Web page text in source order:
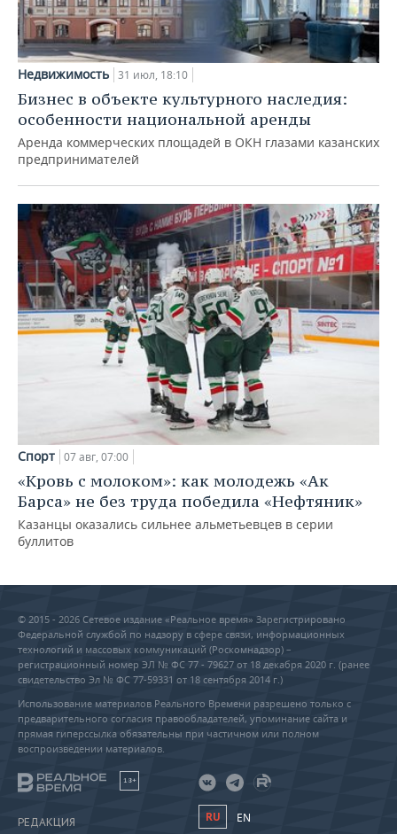
Недвижимость 31 июл, 18:10
Бизнес в объекте культурного наследия:
особенности национальной аренды
Аренда коммерческих площадей в ОКН глазами казанских
предпринимателей
Спорт 07 авг, 07:00
«Кровь с молоком»: как молодежь «Ак
Барса» не без труда победила «Нефтяник»
Казанцы оказались сильнее альметьевцев в серии
буллитов
© 2015 - 2026 Сетевое издание «Реальное время» Зарегистрировано
Федеральной службой по надзору в сфере связи, информационных
технологий и массовых коммуникаций (Роскомнадзор) –
регистрационный номер ЭЛ № ФС 77 - 79627 от 18 декабря 2020 г. (ранее
свидетельство Эл № ФС 77-59331 от 18 сентября 2014 г.)
Использование материалов Реального Времени разрешено только с
предварительного согласия правообладателей, упоминание сайта и
прямая гиперссылка обязательны при частичном или полном
воспроизведении материалов.
18+
РЕДАКЦИЯ RU EN